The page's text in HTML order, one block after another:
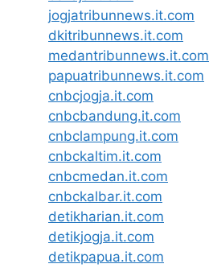
jogjatribunnews.it.com
dkitribunnews.it.com
medantribunnews.it.com
papuatribunnews.it.com
cnbcjogja.it.com
cnbcbandung.it.com
cnbclampung.it.com
cnbckaltim.it.com
cnbcmedan.it.com
cnbckalbar.it.com
detikharian.it.com
detikjogja.it.com
detikpapua.it.com